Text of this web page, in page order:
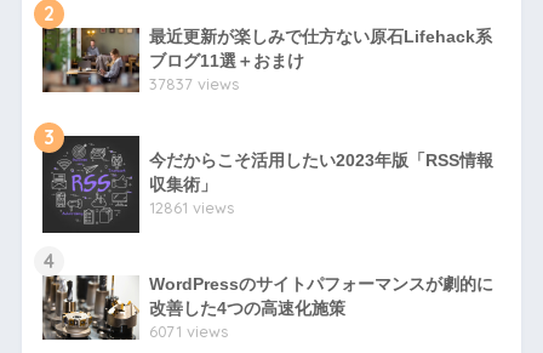
2
最近更新が楽しみで仕方ない原石Lifehack系
ブログ11選＋おまけ
37837 views
3
今だからこそ活用したい2023年版「RSS情報
収集術」
12861 views
4
WordPressのサイトパフォーマンスが劇的に
改善した4つの高速化施策
6071 views